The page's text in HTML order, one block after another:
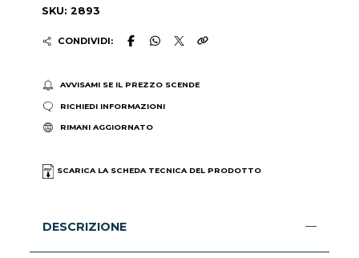
SKU: 2893
CONDIVIDI:
AVVISAMI SE IL PREZZO SCENDE
RICHIEDI INFORMAZIONI
RIMANI AGGIORNATO
SCARICA LA SCHEDA TECNICA DEL PRODOTTO
DESCRIZIONE